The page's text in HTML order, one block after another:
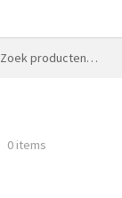
0 items